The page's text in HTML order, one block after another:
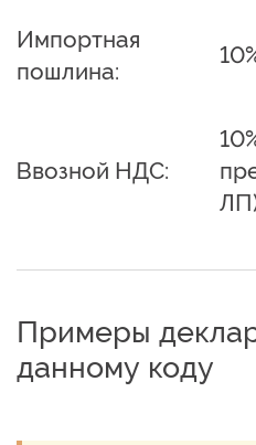
Импортная
пошлина:
Ввозной НДС:
Примеры
данному коду